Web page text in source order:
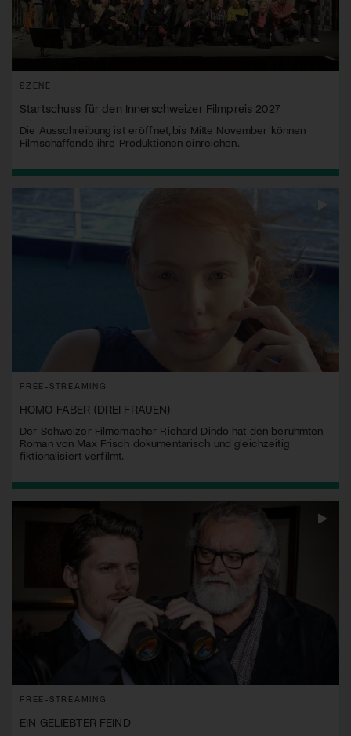
SZENE
Startschuss für den Innerschweizer Filmpreis 2027
Die Ausschreibung ist eröffnet, bis Mitte November können
Filmschaffende ihre Produktionen einreichen.
FREE-STREAMING
HOMO FABER (DREI FRAUEN)
Der Schweizer Filmemacher Richard Dindo hat den berühmten
Roman von Max Frisch dokumentarisch und gleichzeitig
fiktionalisiert verfilmt.
FREE-STREAMING
EIN GELIEBTER FEIND